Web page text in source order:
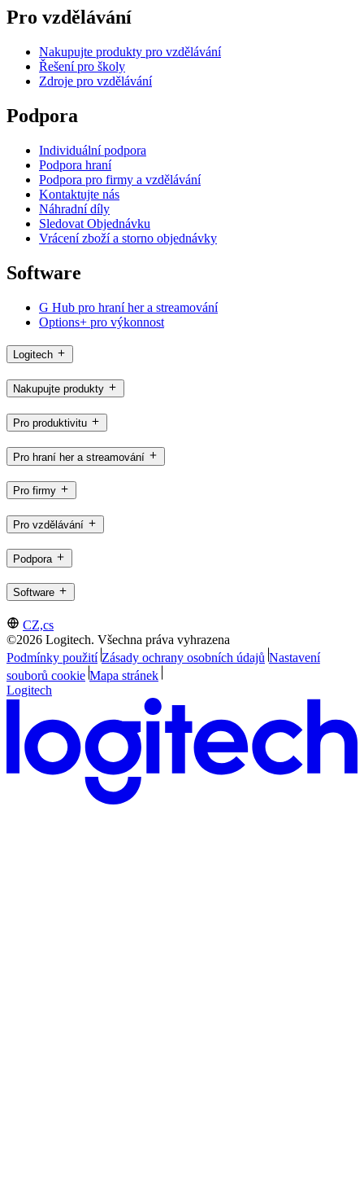
Pro vzdělávání
Nakupujte produkty pro vzdělávání
Řešení pro školy
Zdroje pro vzdělávání
Podpora
Individuální podpora
Podpora hraní
Podpora pro firmy a vzdělávání
Kontaktujte nás
Náhradní díly
Sledovat Objednávku
Vrácení zboží a storno objednávky
Software
G Hub pro hraní her a streamování
Options+ pro výkonnost
Logitech
Nakupujte produkty
Pro produktivitu
Pro hraní her a streamování
Pro firmy
Pro vzdělávání
Podpora
Software
CZ,cs
©2026 Logitech. Všechna práva vyhrazena
Podmínky použití Zásady ochrany osobních údajů Nastavení
souborů cookie Mapa stránek
Logitech